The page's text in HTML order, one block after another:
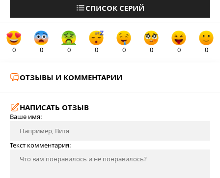
СПИСОК СЕРИЙ
0 0 0 0 0 0 0 0
ОТЗЫВЫ И КОММЕНТАРИИ
НАПИСАТЬ ОТЗЫВ
Ваше имя:
Текст комментария: